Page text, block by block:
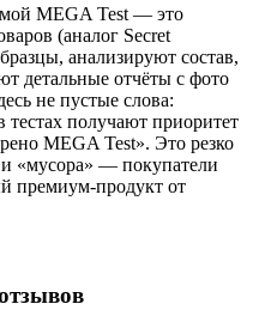
MEGA Test — это
(аналог Secret
анализируют состав,
детальные отчёты с фото
не пустые слова:
получают приоритет
MEGA Test». Это резко
«мусора» — покупатели
премиум-продукт от